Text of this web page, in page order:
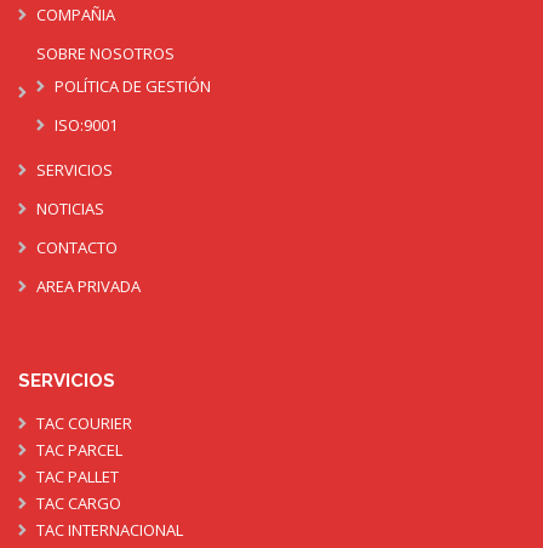
COMPAÑIA
SOBRE NOSOTROS
POLÍTICA DE GESTIÓN
ISO:9001
SERVICIOS
NOTICIAS
CONTACTO
AREA PRIVADA
SERVICIOS
TAC COURIER
TAC PARCEL
TAC PALLET
TAC CARGO
TAC INTERNACIONAL